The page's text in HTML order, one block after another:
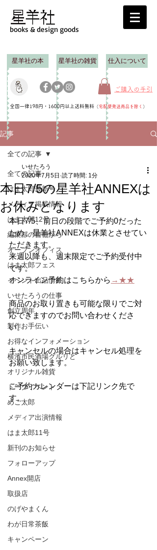
books & design goods
星羊社の本 星羊社の雑貨 仕入について
ご購入の手引
全国一律198円・1600円以上送料無料 （宅配便発送商品を除く ）
記事
全ての記事
はま太郎最新号
メディア掲載情報
はま太郎12号
編集部の書棚から
オープンオフィス
はま太郎フェス
イベント出品情報
いせたろうの仕事
創立周年
製作お手伝い
お得なインフォメーション
横濱市民酒場グルリと
オリジナル雑貨
トークイベント
めご太郎
メディア出演情報
はま太郎11号
新刊のお知らせ
フォローアップ
Annex開店
取扱店
のげやまくん
わが日常茶飯
キャンペーン
全ての記事
本日7/5の星羊社ANNEXは
お休みとなります
いせたろう
2020年7月5日 読了時間: 1分
本日7/5、前日の段階でご予約0だった
ため、星羊社ANNEXは休業とさせてい
ただきます。
来週以降も、週末限定でご予約受付中
です。
オンライン予約はこちらから →★★
商品のお取り置きも可能な限りでご対
応できますのでお問い合わせくださ
い。
キャンセルの場合はキャンセル処理を
お願い致します。
ご予約カレンダーは下記リンク先で
す。